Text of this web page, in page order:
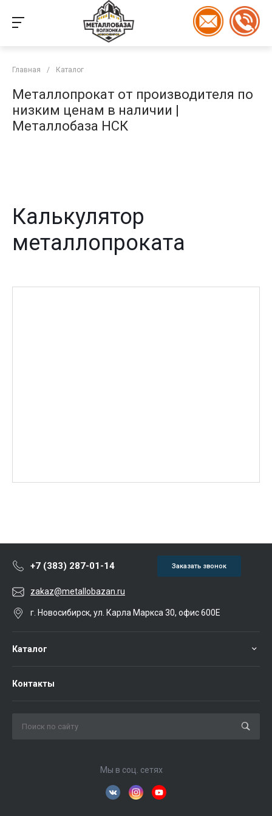
Главная / Каталог
Металлопрокат от производителя по
низким ценам в наличии |
Металлобаза НСК
Калькулятор
металлопроката
+7 (383) 287-01-14 Заказать звонок
zakaz@metallobazan.ru
г. Новосибирск, ул. Карла Маркса 30, офис 600Е
Каталог
Контакты
Мы в соц. сетях